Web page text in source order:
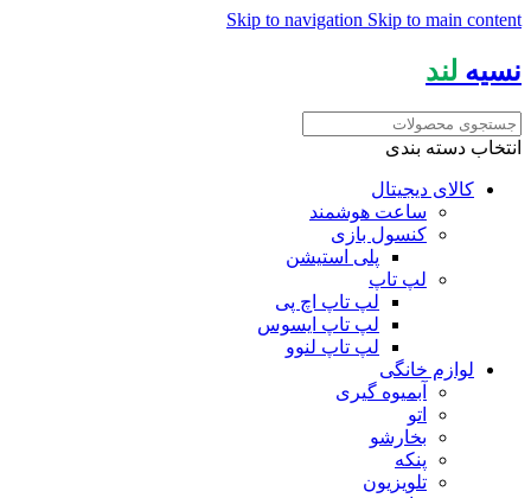
Skip to navigation Skip to main content
نسیه لند
انتخاب دسته بندی
کالای دیجیتال
ساعت هوشمند
کنسول بازی
پلی استیشن
لپ تاپ
لپ تاپ اچ پی
لپ تاپ ایسوس
لپ تاپ لنوو
لوازم خانگی
آبمیوه گیری
اتو
بخارشو
پنکه
تلویزیون